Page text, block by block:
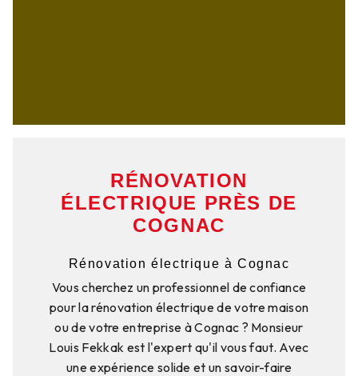
RÉNOVATION
ÉLECTRIQUE PRÈS DE
COGNAC
Rénovation électrique à Cognac
Vous cherchez un professionnel de confiance
pour la rénovation électrique de votre maison
ou de votre entreprise à Cognac ? Monsieur
Louis Fekkak est l'expert qu'il vous faut. Avec
une expérience solide et un savoir-faire